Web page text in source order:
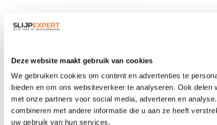
Deze website maakt gebruik van cookies
We gebruiken cookies om content en advertenties te
bieden en om ons websiteverkeer te analyseren. Ook
met onze partners voor social media, adverteren en
combineren met andere informatie die u aan ze heeft
uw gebruik van hun services.